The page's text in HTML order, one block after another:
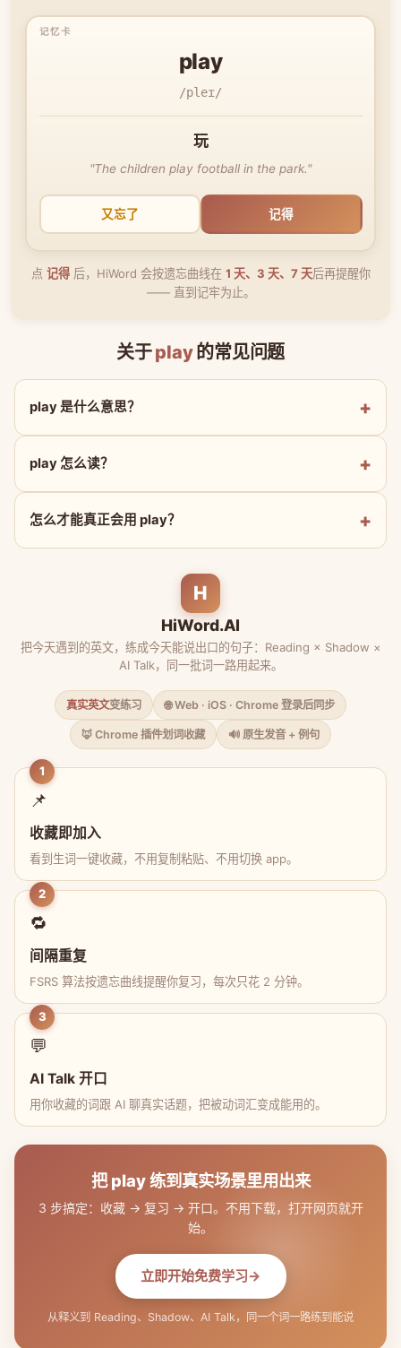
play
/pleɪ/
玩
"The children play football in the park."
又忘了 记得
点 记得后，HiWord 会按遗忘曲线在 1 天、3 天、7 天后再提醒你
—— 直到记牢为止。
关于play的常见问题
play 是什么意思？
play 怎么读？
怎么才能真正会用 play？
H
HiWord.AI
把今天遇到的英文，练成今天能说出口的句子：Reading × Shadow ×
AI Talk，同一批词一路用起来。
真实英文变练习 🌐 Web · iOS · Chrome 登录后同步
🦊 Chrome 插件划词收藏 🔊 原生发音 + 例句
1
📌
收藏即加入
看到生词一键收藏，不用复制粘贴、不用切换 app。
2
🔁
间隔重复
FSRS 算法按遗忘曲线提醒你复习，每次只花 2 分钟。
3
💬
AI Talk 开口
用你收藏的词跟 AI 聊真实话题，把被动词汇变成能用的。
把 play 练到真实场景里用出来
3 步搞定：收藏 → 复习 → 开口。不用下载，打开网页就开
始。
立即开始免费学习
从释义到 Reading、Shadow、AI Talk，同一个词一路练到能说